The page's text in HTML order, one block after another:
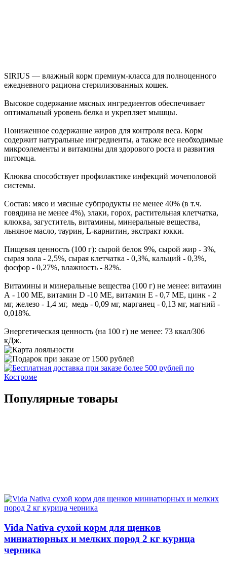
SIRIUS — влажный корм премиум-класса для полноценного
ежедневного рациона стерилизованных кошек.
Высокое содержание мясных ингредиентов обеспечивает
оптимальный уровень белка и укрепляет мышцы.
Пониженное содержание жиров для контроля веса. Корм
содержит натуральные ингредиенты, а также все необходимые
микроэлементы и витамины для здорового роста и развития
питомца.
Клюква способствует профилактике инфекций мочеполовой
системы.
Состав: мясо и мясные субпродукты не менее 40% (в т.ч.
говядина не менее 4%), злаки, горох, растительная клетчатка,
клюква, загуститель, витамины, минеральные вещества,
льняное масло, таурин, L-карнитин, экстракт юкки.
Пищевая ценность (100 г): сырой белок 9%, сырой жир - 3%,
сырая зола - 2,5%, сырая клетчатка - 0,3%, кальций - 0,3%,
фосфор - 0,27%, влажность - 82%.
Витамины и минеральные вещества (100 г) не менее: витамин
А - 100 МЕ, витамин D -10 МЕ, витамин E - 0,7 МЕ, цинк - 2
мг, железо - 1,4 мг, медь - 0,09 мг, марганец - 0,13 мг, магний -
0,018%.
Энергетическая ценность (на 100 г) не менее: 73 ккал/306
кДж.
Популярные товары
Vida Nativa сухой корм для щенков
миниатюрных и мелких пород 2 кг курица
черника